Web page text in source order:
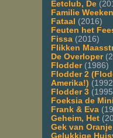
Eetclub, De
Familie
Fataal (2016)
Feuten het
Fissa (2016)
Flikken
De Overloper
Flodder(1986)
Flodder 2
Amerika!)
Flodder 3
Foeksia de
Frank & Eva
Geheim, Het
Gek van Oranje
Gelukkige